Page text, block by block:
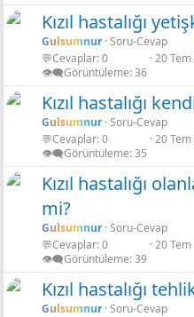
Kızıl hastalığı
Gulsumnur Soru-Cevap
💬Cevaplar 0
👁️‍🗨️Görüntüleme 36
20
Kızıl hastalığı
Gulsumnur Soru-Cevap
💬Cevaplar 0
👁️‍🗨️Görüntüleme 35
20
Kızıl hastalığı
mi?
Gulsumnur Soru-Cevap
💬Cevaplar 0
👁️‍🗨️Görüntüleme 39
20
Kızıl hastalığı
Gulsumnur Soru-Cevap